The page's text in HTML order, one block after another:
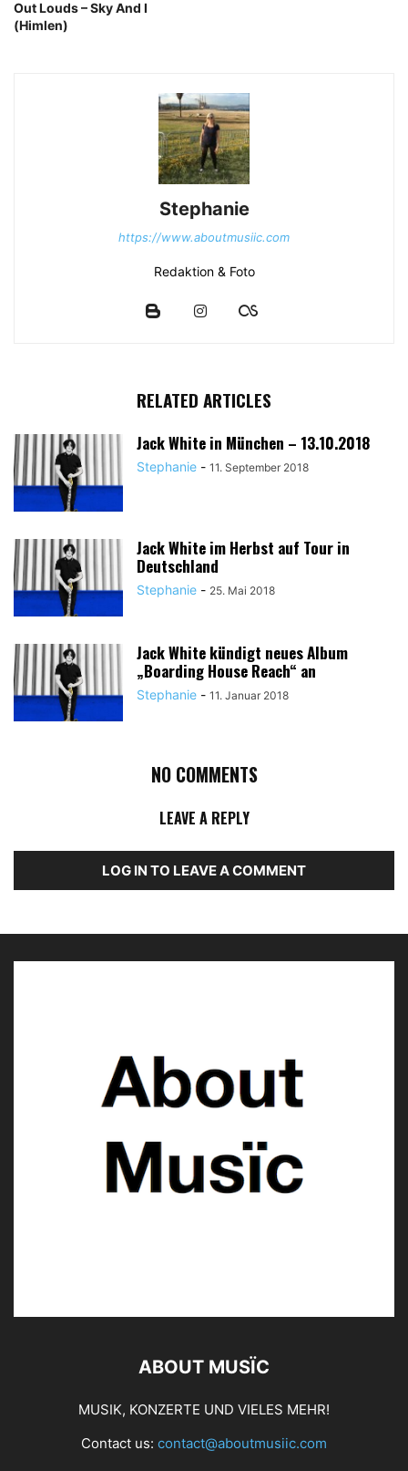
Out Louds – Sky And I
(Himlen)
Stephanie
https://www.aboutmusiic.com
Redaktion & Foto
RELATED ARTICLES
Jack White in München – 13.10.2018
Stephanie - 11. September 2018
Jack White im Herbst auf Tour in
Deutschland
Stephanie - 25. Mai 2018
Jack White kündigt neues Album
„Boarding House Reach“ an
Stephanie - 11. Januar 2018
NO COMMENTS
LEAVE A REPLY
LOG IN TO LEAVE A COMMENT
ABOUT MUSÏC
MUSIK, KONZERTE UND VIELES MEHR!
Contact us: contact@aboutmusiic.com